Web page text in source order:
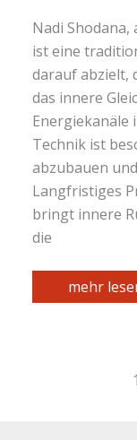
Nadi Shodana,
ist eine
darauf abzielt,
das innere
Energiekanäle
Technik ist
abzubauen
Langfristiges
bringt innere
die
Nadi
Shodana
mehr
1